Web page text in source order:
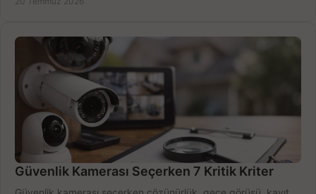
Güvenlik Kamerası Seçerken 7 Kritik Kriter